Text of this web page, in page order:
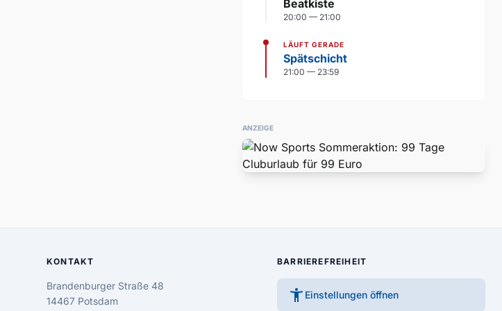
Beatkiste
20:00 — 21:00
LÄUFT GERADE
Spätschicht
21:00 — 23:59
ANZEIGE
KONTAKT
Brandenburger Straße 48
14467 Potsdam
BARRIEREFREIHEIT
accessibility_new Einstellungen öffnen